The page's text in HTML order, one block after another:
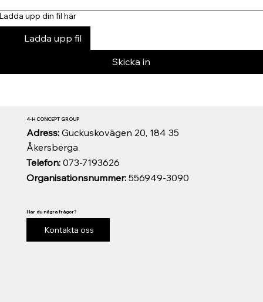
upp din fil här
Ladda upp fil
Skicka in
Organisationsnummer:556949-3090
Telefon:073-7193626
Adress: Guckuskovägen 20, 184 35
Åkersberga
4-H CONCEPT GROUP
Har du några frågor?
Kontakta oss